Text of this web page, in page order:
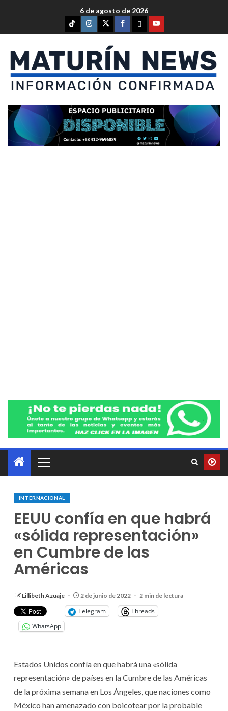
6 de agosto de 2026
INTERNACIONAL
EEUU confía en que habrá
«sólida representación»
en Cumbre de las
Américas
Lillibeth Azuaje 2 de junio de 2022 2 min de lectura
Telegram
Threads
WhatsApp
Estados Unidos confía en que habrá una «sólida
representación» de países en la Cumbre de las Américas
de la próxima semana en Los Ángeles, que naciones como
México han amenazado con boicotear por la probable